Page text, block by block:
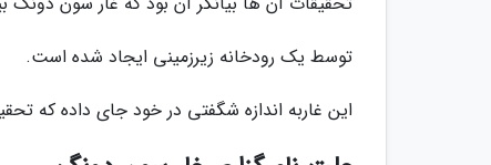
توسط یک رودخانه زیرزمینی ایجاد شده است.
این غاربه اندازه شگفتی در خود جای داده که